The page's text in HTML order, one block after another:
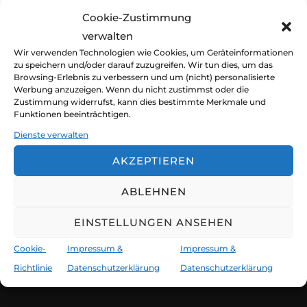
Cookie-Zustimmung
verwalten
Wir verwenden Technologien wie Cookies, um Geräteinformationen
zu speichern und/oder darauf zuzugreifen. Wir tun dies, um das
Browsing-Erlebnis zu verbessern und um (nicht) personalisierte
Werbung anzuzeigen. Wenn du nicht zustimmst oder die
Zustimmung widerrufst, kann dies bestimmte Merkmale und
Funktionen beeinträchtigen.
Dienste verwalten
AKZEPTIEREN
ABLEHNEN
EINSTELLUNGEN ANSEHEN
Cookie-
Richtlinie
Impressum &
Datenschutzerklärung
Impressum &
Datenschutzerklärung
schwer Erreichbaren
vonclaudia und jürgen Segelbücher
am
20.
April 2020
Keine Kommentare
Neu und druckfrisch: Die Probe aufs Exempel:
Durch die Brüllenden Vierziger bis nach Kap
Superlative. Hier geht’s zur Leseprobe…
Du findest unsere Seite gut? Bitte